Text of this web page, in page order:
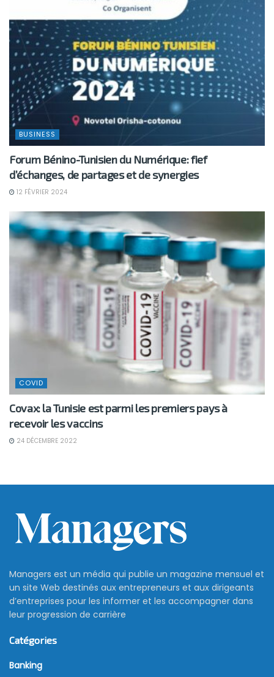
BUSINESS
Forum Bénino-Tunisien du Numérique: fief
d’échanges, de partages et de synergies
12 FÉVRIER 2024
COVID
Covax: la Tunisie est parmi les premiers pays à
recevoir les vaccins
24 DÉCEMBRE 2022
Managers est un média qui publie un magazine mensuel et
un site Web destinés aux entrepreneurs et aux dirigeants
d’entreprises pour les informer et les accompagner dans
leur progression de carrière
Catégories
Banking